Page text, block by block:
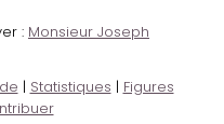
: Monsieur Joseph
| Statistiques | Figures